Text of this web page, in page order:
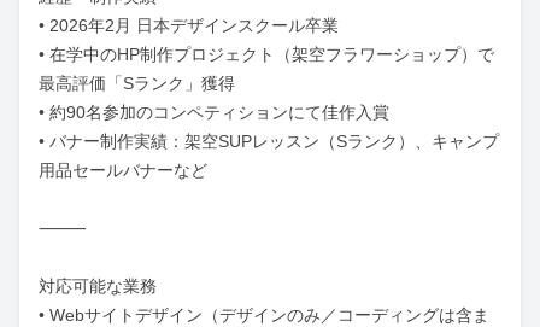
• 2026年2月 日本デザインスクール卒業
• 在学中のHP制作プロジェクト（架空フラワーショップ）で
最高評価「Sランク」獲得
• 約90名参加のコンペティションにて佳作入賞
• バナー制作実績：架空SUPレッスン（Sランク）、キャンプ
用品セールバナーなど
⸻
対応可能な業務
• Webサイトデザイン（デザインのみ／コーディングは含ま